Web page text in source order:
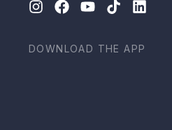
DOWNLOAD THE APP